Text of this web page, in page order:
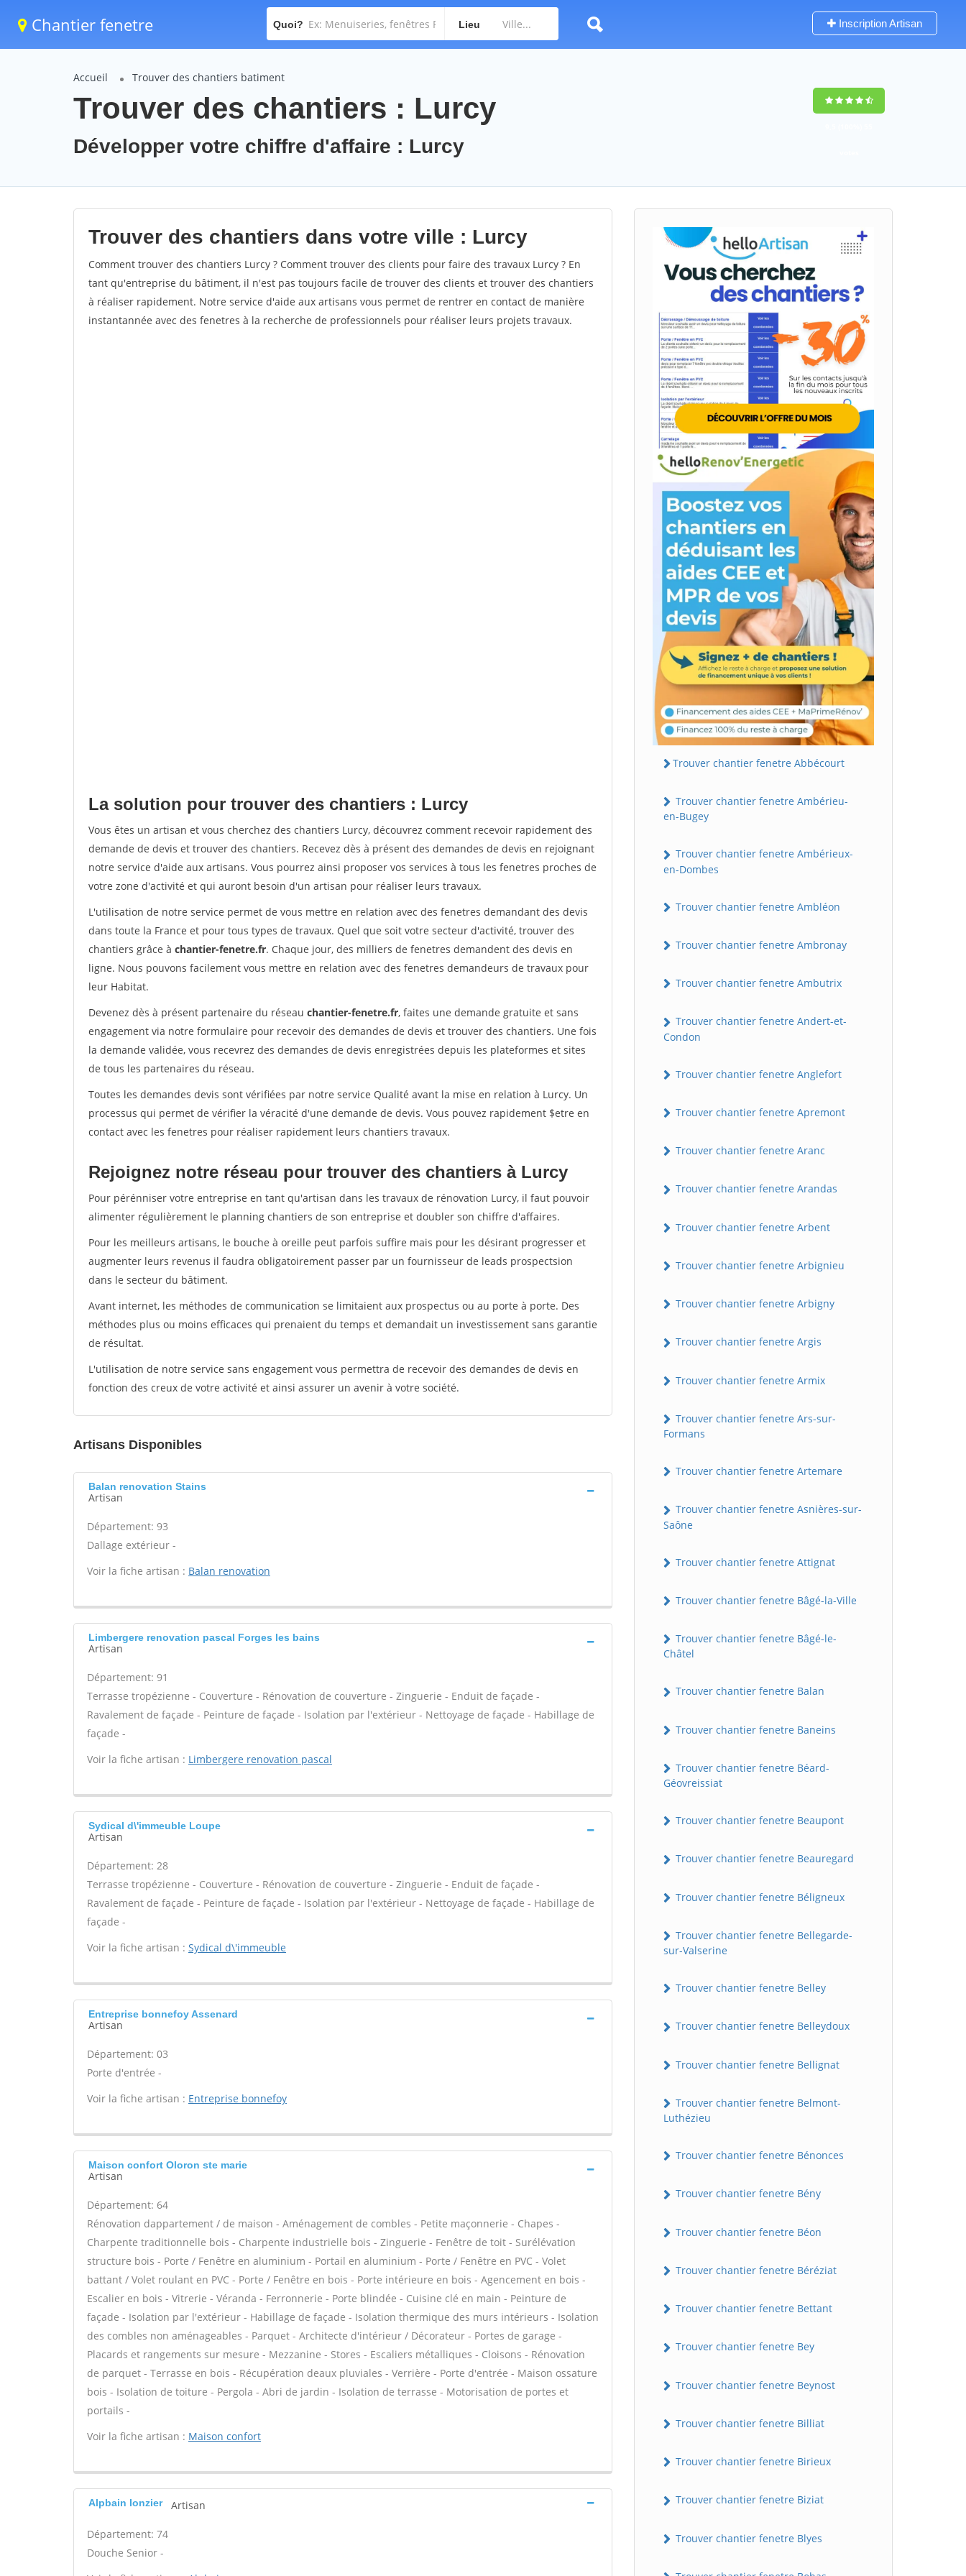
Chantier fenetre Quoi? Lieu Inscription Artisan
Accueil Trouver des chantiers batiment
Trouver des chantiers : Lurcy
Développer votre chiffre d'affaire : Lurcy
Trouver des chantiers dans votre ville : Lurcy
Comment trouver des chantiers Lurcy ? Comment trouver des clients pour faire des travaux Lurcy ? En
tant qu'entreprise du bâtiment, il n'est pas toujours facile de trouver des clients et trouver des chantiers
à réaliser rapidement. Notre service d'aide aux artisans vous permet de rentrer en contact de manière
instantannée avec des fenetres à la recherche de professionnels pour réaliser leurs projets travaux.
La solution pour trouver des chantiers : Lurcy
Vous êtes un artisan et vous cherchez des chantiers Lurcy, découvrez comment recevoir rapidement des
demande de devis et trouver des chantiers. Recevez dès à présent des demandes de devis en rejoignant
notre service d'aide aux artisans. Vous pourrez ainsi proposer vos services à tous les fenetres proches de
votre zone d'activité et qui auront besoin d'un artisan pour réaliser leurs travaux.
L'utilisation de notre service permet de vous mettre en relation avec des fenetres demandant des devis
dans toute la France et pour tous types de travaux. Quel que soit votre secteur d'activité, trouver des
chantiers grâce à chantier-fenetre.fr. Chaque jour, des milliers de fenetres demandent des devis en
ligne. Nous pouvons facilement vous mettre en relation avec des fenetres demandeurs de travaux pour
leur Habitat.
Devenez dès à présent partenaire du réseau chantier-fenetre.fr, faites une demande gratuite et sans
engagement via notre formulaire pour recevoir des demandes de devis et trouver des chantiers. Une fois
la demande validée, vous recevrez des demandes de devis enregistrées depuis les plateformes et sites
de tous les partenaires du réseau.
Toutes les demandes devis sont vérifiées par notre service Qualité avant la mise en relation à Lurcy. Un
processus qui permet de vérifier la véracité d'une demande de devis. Vous pouvez rapidement $etre en
contact avec les fenetres pour réaliser rapidement leurs chantiers travaux.
Rejoignez notre réseau pour trouver des chantiers à Lurcy
Pour pérénniser votre entreprise en tant qu'artisan dans les travaux de rénovation Lurcy, il faut pouvoir
alimenter régulièrement le planning chantiers de son entreprise et doubler son chiffre d'affaires.
Pour les meilleurs artisans, le bouche à oreille peut parfois suffire mais pour les désirant progresser et
augmenter leurs revenus il faudra obligatoirement passer par un fournisseur de leads prospectsion
dans le secteur du bâtiment.
Avant internet, les méthodes de communication se limitaient aux prospectus ou au porte à porte. Des
méthodes plus ou moins efficaces qui prenaient du temps et demandait un investissement sans garantie
de résultat.
L'utilisation de notre service sans engagement vous permettra de recevoir des demandes de devis en
fonction des creux de votre activité et ainsi assurer un avenir à votre société.
Artisans Disponibles
Balan renovation Stains
Artisan
Département: 93
Dallage extérieur -
Voir la fiche artisan : Balan renovation
Limbergere renovation pascal Forges les bains
Artisan
Département: 91
Terrasse tropézienne - Couverture - Rénovation de couverture - Zinguerie - Enduit de façade -
Ravalement de façade - Peinture de façade - Isolation par l'extérieur - Nettoyage de façade - Habillage de
façade -
Voir la fiche artisan : Limbergere renovation pascal
Sydical d\'immeuble Loupe
Artisan
Département: 28
Terrasse tropézienne - Couverture - Rénovation de couverture - Zinguerie - Enduit de façade -
Ravalement de façade - Peinture de façade - Isolation par l'extérieur - Nettoyage de façade - Habillage de
façade -
Voir la fiche artisan : Sydical d\'immeuble
Entreprise bonnefoy Assenard
Artisan
Département: 03
Porte d'entrée -
Voir la fiche artisan : Entreprise bonnefoy
Maison confort Oloron ste marie
Artisan
Département: 64
Rénovation dappartement / de maison - Aménagement de combles - Petite maçonnerie - Chapes -
Charpente traditionnelle bois - Charpente industrielle bois - Zinguerie - Fenêtre de toit - Surélévation
structure bois - Porte / Fenêtre en aluminium - Portail en aluminium - Porte / Fenêtre en PVC - Volet
battant / Volet roulant en PVC - Porte / Fenêtre en bois - Porte intérieure en bois - Agencement en bois -
Escalier en bois - Vitrerie - Véranda - Ferronnerie - Porte blindée - Cuisine clé en main - Peinture de
façade - Isolation par l'extérieur - Habillage de façade - Isolation thermique des murs intérieurs - Isolation
des combles non aménageables - Parquet - Architecte d'intérieur / Décorateur - Portes de garage -
Placards et rangements sur mesure - Mezzanine - Stores - Escaliers métalliques - Cloisons - Rénovation
de parquet - Terrasse en bois - Récupération deaux pluviales - Verrière - Porte d'entrée - Maison ossature
bois - Isolation de toiture - Pergola - Abri de jardin - Isolation de terrasse - Motorisation de portes et
portails -
Voir la fiche artisan : Maison confort
Alpbain Ionzier Artisan
Département: 74
Douche Senior -
Trouver chantier fenetre Abbécourt
Trouver chantier fenetre Ambérieu-
en-Bugey
Trouver chantier fenetre Ambérieux-
en-Dombes
Trouver chantier fenetre Ambléon
Trouver chantier fenetre Ambronay
Trouver chantier fenetre Ambutrix
Trouver chantier fenetre Andert-et-
Condon
Trouver chantier fenetre Anglefort
Trouver chantier fenetre Apremont
Trouver chantier fenetre Aranc
Trouver chantier fenetre Arandas
Trouver chantier fenetre Arbent
Trouver chantier fenetre Arbignieu
Trouver chantier fenetre Arbigny
Trouver chantier fenetre Argis
Trouver chantier fenetre Armix
Trouver chantier fenetre Ars-sur-
Formans
Trouver chantier fenetre Artemare
Trouver chantier fenetre Asnières-sur-
Saône
Trouver chantier fenetre Attignat
Trouver chantier fenetre Bâgé-la-Ville
Trouver chantier fenetre Bâgé-le-
Châtel
Trouver chantier fenetre Balan
Trouver chantier fenetre Baneins
Trouver chantier fenetre Béard-
Géovreissiat
Trouver chantier fenetre Beaupont
Trouver chantier fenetre Beauregard
Trouver chantier fenetre Béligneux
Trouver chantier fenetre Bellegarde-
sur-Valserine
Trouver chantier fenetre Belley
Trouver chantier fenetre Belleydoux
Trouver chantier fenetre Bellignat
Trouver chantier fenetre Belmont-
Luthézieu
Trouver chantier fenetre Bénonces
Trouver chantier fenetre Bény
Trouver chantier fenetre Béon
Trouver chantier fenetre Béréziat
Trouver chantier fenetre Bettant
Trouver chantier fenetre Bey
Trouver chantier fenetre Beynost
Trouver chantier fenetre Billiat
Trouver chantier fenetre Birieux
Trouver chantier fenetre Biziat
Trouver chantier fenetre Blyes